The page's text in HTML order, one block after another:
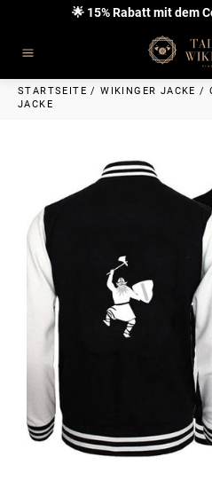
Inhalt
🌟 15% Rabatt mit dem
STARTSEITE /WIKINGER JACKE /
JACKE